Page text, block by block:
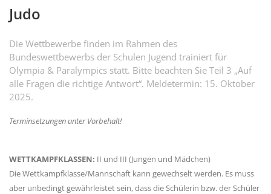
Judo
Die Wettbewerbe finden im Rahmen des
Bundeswettbewerbs der Schulen Jugend trainiert für
Olympia & Paralympics statt. Bitte beachten Sie Teil 3 „Auf
alle Fragen die richtige Antwort“. Meldetermin: 15. Oktober
2025.
Terminsetzungen unter Vorbehalt!
WETTKAMPFKLASSEN: II und III (Jungen und Mädchen)
Die Wettkampfklasse/Mannschaft kann gewechselt werden. Es muss
aber unbedingt gewährleistet sein, dass die Schülerin bzw. der Schüler